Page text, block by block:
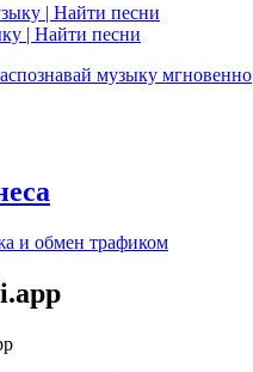
| Найти песни
музыку мгновенно
и обмен трафиком